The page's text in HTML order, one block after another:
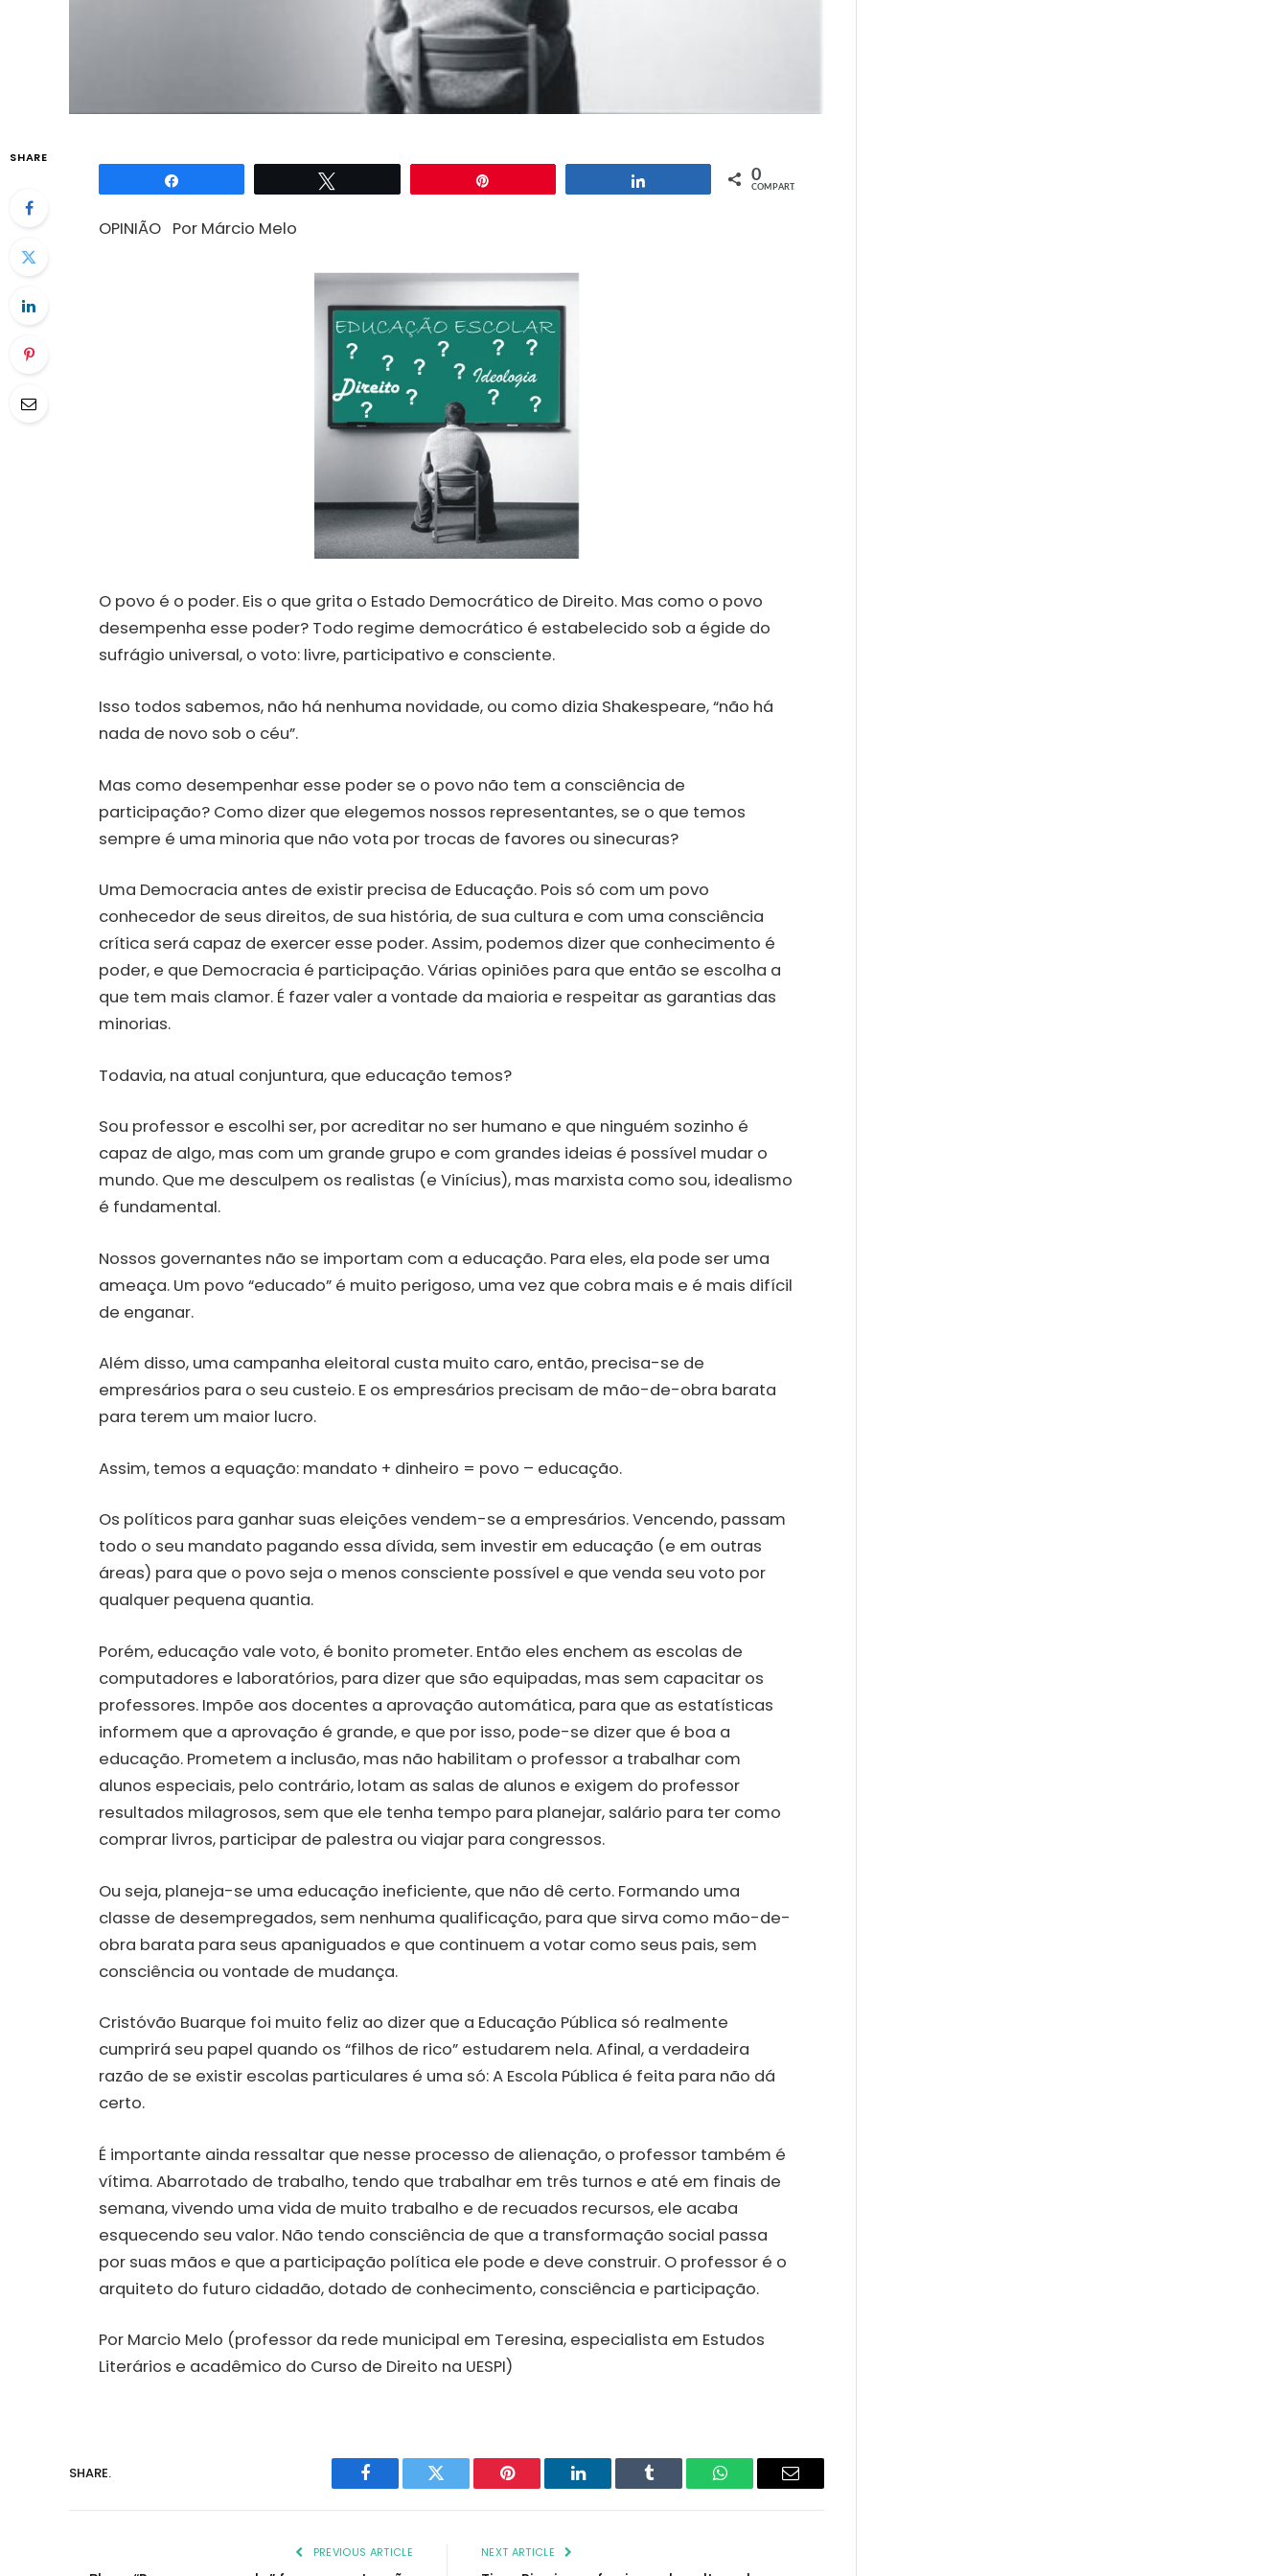
SHARE
Compartilhar 0
COMPART.
OPINIÃO Por Márcio Melo
O povo é o poder. Eis o que grita o Estado Democrático de Direito. Mas como o povo
desempenha esse poder? Todo regime democrático é estabelecido sob a égide do
sufrágio universal, o voto: livre, participativo e consciente.
Isso todos sabemos, não há nenhuma novidade, ou como dizia Shakespeare, “não há
nada de novo sob o céu”.
Mas como desempenhar esse poder se o povo não tem a consciência de
participação? Como dizer que elegemos nossos representantes, se o que temos
sempre é uma minoria que não vota por trocas de favores ou sinecuras?
Uma Democracia antes de existir precisa de Educação. Pois só com um povo
conhecedor de seus direitos, de sua história, de sua cultura e com uma consciência
crítica será capaz de exercer esse poder. Assim, podemos dizer que conhecimento é
poder, e que Democracia é participação. Várias opiniões para que então se escolha a
que tem mais clamor. É fazer valer a vontade da maioria e respeitar as garantias das
minorias.
Todavia, na atual conjuntura, que educação temos?
Sou professor e escolhi ser, por acreditar no ser humano e que ninguém sozinho é
capaz de algo, mas com um grande grupo e com grandes ideias é possível mudar o
mundo. Que me desculpem os realistas (e Vinícius), mas marxista como sou, idealismo
é fundamental.
Nossos governantes não se importam com a educação. Para eles, ela pode ser uma
ameaça. Um povo “educado” é muito perigoso, uma vez que cobra mais e é mais difícil
de enganar.
Além disso, uma campanha eleitoral custa muito caro, então, precisa-se de
empresários para o seu custeio. E os empresários precisam de mão-de-obra barata
para terem um maior lucro.
Assim, temos a equação: mandato + dinheiro = povo – educação.
Os políticos para ganhar suas eleições vendem-se a empresários. Vencendo, passam
todo o seu mandato pagando essa dívida, sem investir em educação (e em outras
áreas) para que o povo seja o menos consciente possível e que venda seu voto por
qualquer pequena quantia.
Porém, educação vale voto, é bonito prometer. Então eles enchem as escolas de
computadores e laboratórios, para dizer que são equipadas, mas sem capacitar os
professores. Impõe aos docentes a aprovação automática, para que as estatísticas
informem que a aprovação é grande, e que por isso, pode-se dizer que é boa a
educação. Prometem a inclusão, mas não habilitam o professor a trabalhar com
alunos especiais, pelo contrário, lotam as salas de alunos e exigem do professor
resultados milagrosos, sem que ele tenha tempo para planejar, salário para ter como
comprar livros, participar de palestra ou viajar para congressos.
Ou seja, planeja-se uma educação ineficiente, que não dê certo. Formando uma
classe de desempregados, sem nenhuma qualificação, para que sirva como mão-de-
obra barata para seus apaniguados e que continuem a votar como seus pais, sem
consciência ou vontade de mudança.
Cristóvão Buarque foi muito feliz ao dizer que a Educação Pública só realmente
cumprirá seu papel quando os “filhos de rico” estudarem nela. Afinal, a verdadeira
razão de se existir escolas particulares é uma só: A Escola Pública é feita para não dá
certo.
É importante ainda ressaltar que nesse processo de alienação, o professor também é
vítima. Abarrotado de trabalho, tendo que trabalhar em três turnos e até em finais de
semana, vivendo uma vida de muito trabalho e de recuados recursos, ele acaba
esquecendo seu valor. Não tendo consciência de que a transformação social passa
por suas mãos e que a participação política ele pode e deve construir. O professor é o
arquiteto do futuro cidadão, dotado de conhecimento, consciência e participação.
Por Marcio Melo (professor da rede municipal em Teresina, especialista em Estudos
Literários e acadêmico do Curso de Direito na UESPI)
SHARE.
Facebook Twitter Pinterest LinkedIn Tumblr WhatsAppEmail
PREVIOUS ARTICLE NEXT ARTICLE